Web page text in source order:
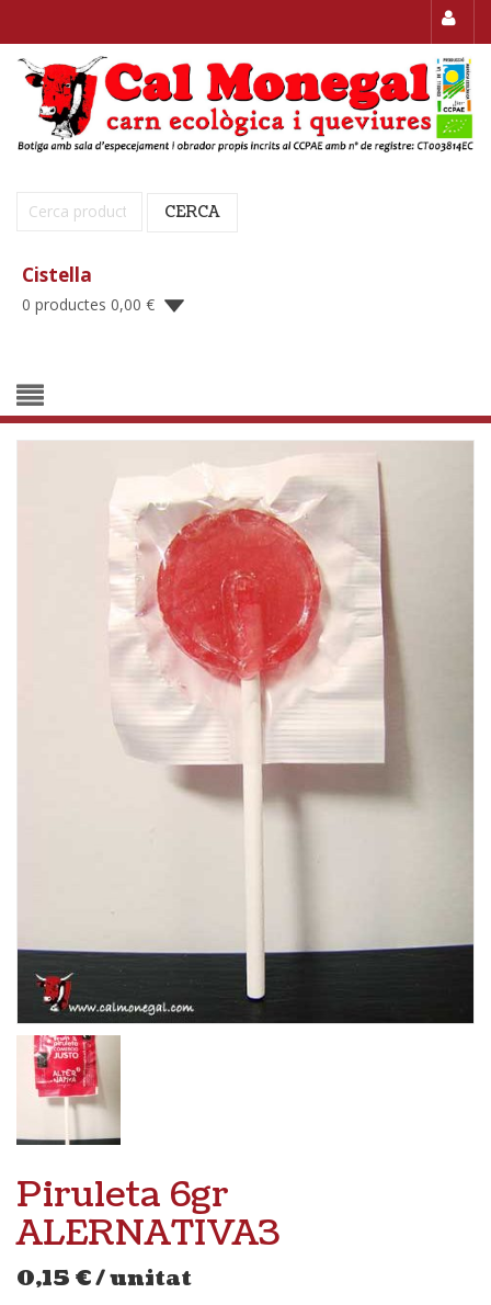
Cerca: CERCA
Cistella
0 productes 0,00 €
Piruleta 6gr
ALERNATIVA3
0,15 €/ unitat